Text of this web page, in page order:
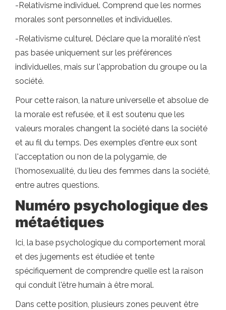
-Relativisme individuel. Comprend que les normes
morales sont personnelles et individuelles.
-Relativisme culturel. Déclare que la moralité n'est
pas basée uniquement sur les préférences
individuelles, mais sur l'approbation du groupe ou la
société.
Pour cette raison, la nature universelle et absolue de
la morale est refusée, et il est soutenu que les
valeurs morales changent la société dans la société
et au fil du temps. Des exemples d'entre eux sont
l'acceptation ou non de la polygamie, de
l'homosexualité, du lieu des femmes dans la société,
entre autres questions.
Numéro psychologique des
métaétiques
Ici, la base psychologique du comportement moral
et des jugements est étudiée et tente
spécifiquement de comprendre quelle est la raison
qui conduit l'être humain à être moral.
Dans cette position, plusieurs zones peuvent être